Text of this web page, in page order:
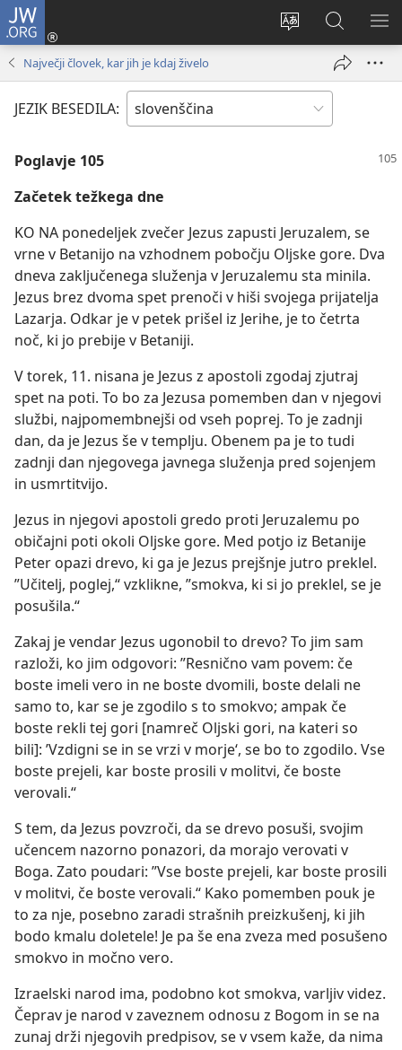
JW.ORG
Spremeni
spletnega
mesta
Prijava
(odpre
Iskanje
po
JW.ORG
Največji človek, kar jih je kdaj živelo
JEZIK BESEDILA:
Poglavje 105
Začetek težkega dne
KO NA ponedeljek zvečer Jezus zapusti Jeruzalem, se
vrne v Betanijo na vzhodnem pobočju Oljske gore. Dva
dneva zaključenega služenja v Jeruzalemu sta minila.
Jezus brez dvoma spet prenoči v hiši svojega prijatelja
Lazarja. Odkar je v petek prišel iz Jerihe, je to četrta
noč, ki jo prebije v Betaniji.
V torek, 11. nisana je Jezus z apostoli zgodaj zjutraj
spet na poti. To bo za Jezusa pomemben dan v njegovi
službi, najpomembnejši od vseh poprej. To je zadnji
dan, da je Jezus še v templju. Obenem pa je to tudi
zadnji dan njegovega javnega služenja pred sojenjem
in usmrtitvijo.
Jezus in njegovi apostoli gredo proti Jeruzalemu po
običajni poti okoli Oljske gore. Med potjo iz Betanije
Peter opazi drevo, ki ga je Jezus prejšnje jutro preklel.
”Učitelj, poglej,“ vzklikne, ”smokva, ki si jo preklel, se je
posušila.“
Zakaj je vendar Jezus ugonobil to drevo? To jim sam
razloži, ko jim odgovori: ”Resnično vam povem: če
boste imeli vero in ne boste dvomili, boste delali ne
samo to, kar se je zgodilo s to smokvo; ampak če
boste rekli tej gori [namreč Oljski gori, na kateri so
bili]: ’Vzdigni se in se vrzi v morje‘, se bo to zgodilo. Vse
boste prejeli, kar boste prosili v molitvi, če boste
verovali.“
S tem, da Jezus povzroči, da se drevo posuši, svojim
učencem nazorno ponazori, da morajo verovati v
Boga. Zato poudari: ”Vse boste prejeli, kar boste prosili
v molitvi, če boste verovali.“ Kako pomemben pouk je
to za nje, posebno zaradi strašnih preizkušenj, ki jih
bodo kmalu doletele! Je pa še ena zveza med posušeno
smokvo in močno vero.
Izraelski narod ima, podobno kot smokva, varljiv videz.
Čeprav je narod v zaveznem odnosu z Bogom in se na
zunaj drži njegovih predpisov, se v vsem kaže, da nima